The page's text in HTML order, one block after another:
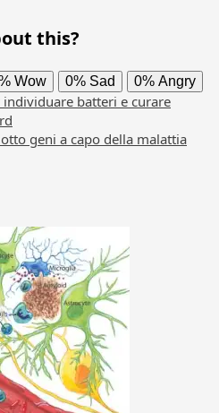
this?
Wow 0% Sad 0% Angry
individuare batteri e curare
geni a capo della malattia